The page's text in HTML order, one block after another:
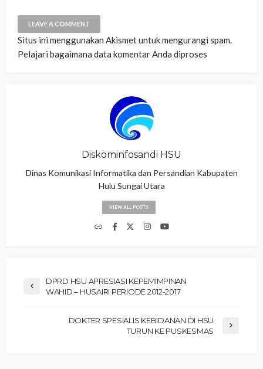
Situs ini menggunakan Akismet untuk mengurangi spam.
Pelajari bagaimana data komentar Anda diproses
Diskominfosandi HSU
Dinas Komunikasi Informatika dan Persandian Kabupaten
Hulu Sungai Utara
VIEW ALL POSTS
DPRD HSU APRESIASI KEPEMIMPINAN
WAHID – HUSAIRI PERIODE 2012-2017
DOKTER SPESIALIS KEBIDANAN DI HSU
TURUN KE PUSKESMAS